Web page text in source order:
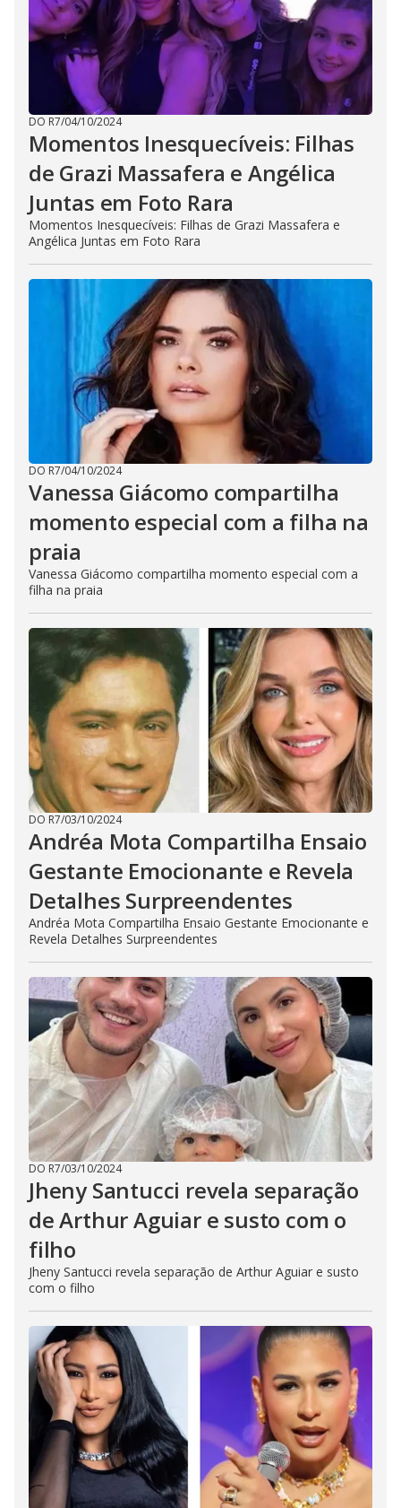
DO R7/04/10/2024
Momentos Inesquecíveis: Filhas
de Grazi Massafera e Angélica
Juntas em Foto Rara
Momentos Inesquecíveis: Filhas de Grazi Massafera e
Angélica Juntas em Foto Rara
DO R7/04/10/2024
Vanessa Giácomo compartilha
momento especial com a filha na
praia
Vanessa Giácomo compartilha momento especial com a
filha na praia
DO R7/03/10/2024
Andréa Mota Compartilha Ensaio
Gestante Emocionante e Revela
Detalhes Surpreendentes
Andréa Mota Compartilha Ensaio Gestante Emocionante e
Revela Detalhes Surpreendentes
DO R7/03/10/2024
Jheny Santucci revela separação
de Arthur Aguiar e susto com o
filho
Jheny Santucci revela separação de Arthur Aguiar e susto
com o filho